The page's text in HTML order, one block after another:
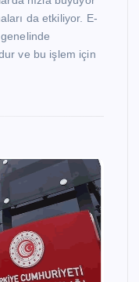
da etkiliyor. E-
ve bu işlem için